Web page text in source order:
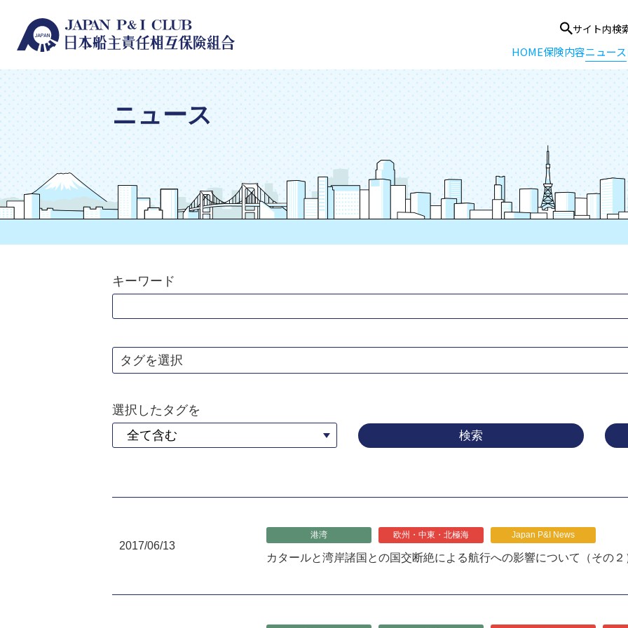
サイト内検
HOME保険内容ニュース
ニュース
キーワード
タグを選択
選択したタグを
2017/06/13
港湾 欧州・中東・北極海 Japan P&I News
カタールと湾岸諸国との国交断絶による航行への影響について（その２